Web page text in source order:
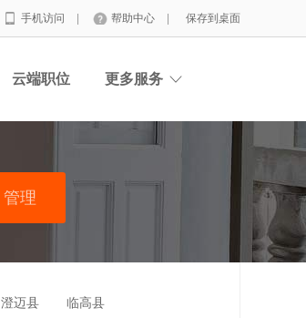
手机访问 帮助中心 保存到桌面
云端职位 更多服务
管理
澄迈县 临高县